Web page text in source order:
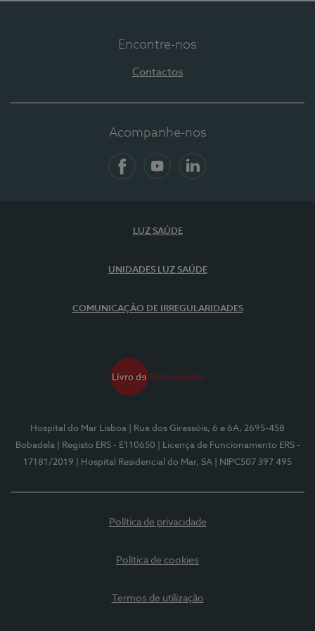
Encontre-nos
Contactos
Acompanhe-nos
LUZ SAÚDE
UNIDADES LUZ SAÚDE
COMUNICAÇÃO DE IRREGULARIDADES
Hospital do Mar Lisboa
| Rua dos Girassóis, 6 e 6A, 2695-458
Bobadela
| Registo ERS - E110650
| Licença de Funcionamento ERS -
17181/2019
| Hospital Residencial do Mar, SA | NIPC507 397 495
Política de privacidade
Política de cookies
Termos de utilização